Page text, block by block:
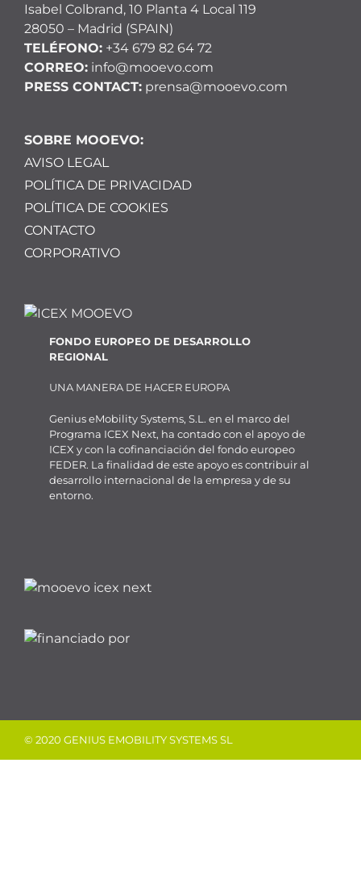
Isabel Colbrand, 10 Planta 4 Local 119
28050 – Madrid (SPAIN)
TELÉFONO: +34 679 82 64 72
CORREO: info@mooevo.com
PRESS CONTACT: prensa@mooevo.com
SOBRE MOOEVO:
AVISO LEGAL
POLÍTICA DE PRIVACIDAD
POLÍTICA DE COOKIES
CONTACTO
CORPORATIVO
FONDO EUROPEO DE DESARROLLO
REGIONAL
UNA MANERA DE HACER EUROPA
Genius eMobility Systems, S.L. en el marco del
Programa ICEX Next, ha contado con el apoyo de
ICEX y con la cofinanciación del fondo europeo
FEDER. La finalidad de este apoyo es contribuir al
desarrollo internacional de la empresa y de su
entorno.
© 2020 GENIUS EMOBILITY SYSTEMS SL